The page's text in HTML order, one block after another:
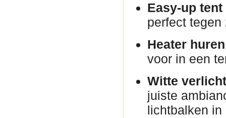
Easy-up
perfect tegen
Heater
voor in een
Witte
juiste
lichtbalken